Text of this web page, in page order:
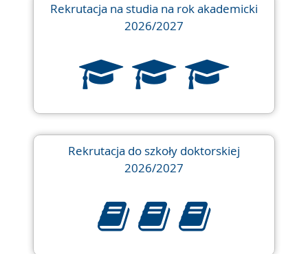
Rekrutacja na studia na rok akademicki
2026/2027
Rekrutacja do szkoły doktorskiej
2026/2027